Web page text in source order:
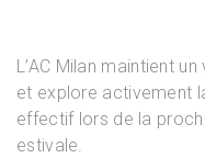
L’AC Milan maintient
et explore activement
effectif lors de la
estivale.